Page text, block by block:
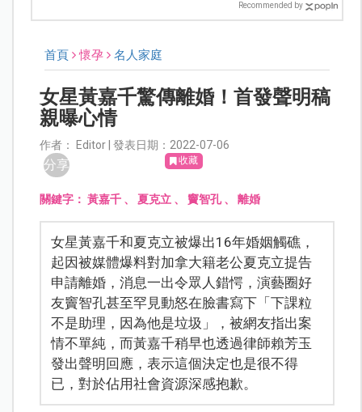
Recommended by
首頁 懷孕 名人家庭
女星黃嘉千驚傳離婚！首發聲明稿
親曝心情
作者： Editor | 發表日期：2022-07-06
分享 收藏
關鍵字：黃嘉千 、夏克立 、竇智孔、離婚
女星黃嘉千和夏克立被爆出16年婚姻觸礁，
起因被媒體爆料對加拿大籍老公夏克立提告
申請離婚，消息一出令眾人錯愕，演藝圈好
友竇智孔甚至罕見動怒在臉書寫下「下課粒
不是助理，因為他是垃圾」，被網友指出案
情不單純，而黃嘉千稍早也透過律師賴芳玉
發出聲明回應，表示這個決定也是很不得
已，對於佔用社會資源深感抱歉。